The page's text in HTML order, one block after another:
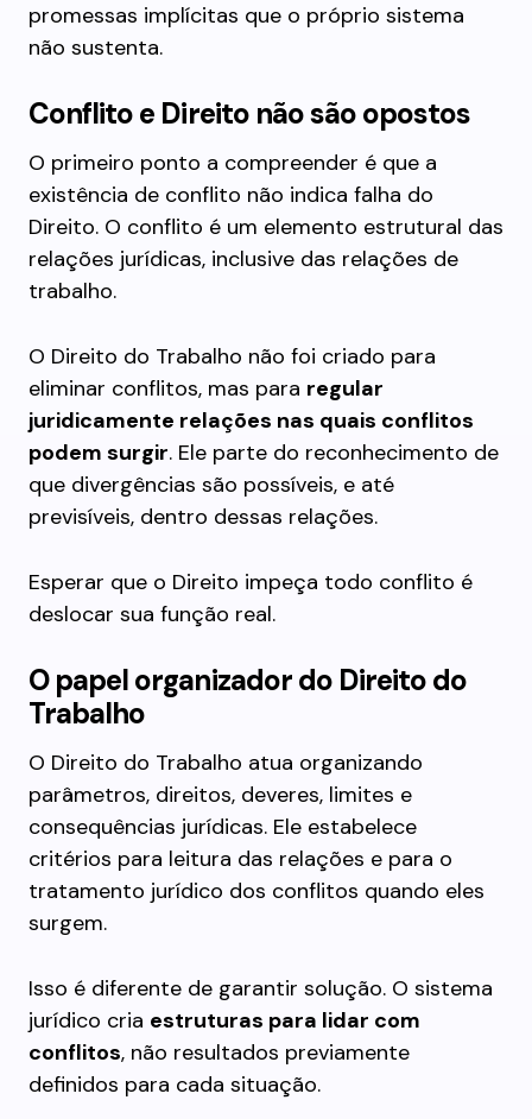
promessas implícitas que o próprio sistema
não sustenta.
Conflito e Direito não são opostos
O primeiro ponto a compreender é que a
existência de conflito não indica falha do
Direito. O conflito é um elemento estrutural das
relações jurídicas, inclusive das relações de
trabalho.
O Direito do Trabalho não foi criado para
eliminar conflitos, mas para regular
juridicamente relações nas quais conflitos
podem surgir. Ele parte do reconhecimento de
que divergências são possíveis, e até
previsíveis, dentro dessas relações.
Esperar que o Direito impeça todo conflito é
deslocar sua função real.
O papel organizador do Direito do
Trabalho
O Direito do Trabalho atua organizando
parâmetros, direitos, deveres, limites e
consequências jurídicas. Ele estabelece
critérios para leitura das relações e para o
tratamento jurídico dos conflitos quando eles
surgem.
Isso é diferente de garantir solução. O sistema
jurídico cria estruturas para lidar com
conflitos, não resultados previamente
definidos para cada situação.